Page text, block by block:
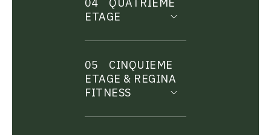
ETAGE
05
CINQUIEME
ETAGE & REGINA
FITNESS